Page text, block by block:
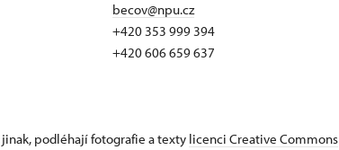
becov@npu.cz
+420 353 999 394
+420 606 659 637
podléhají fotografie a texty licenci Creative Commons